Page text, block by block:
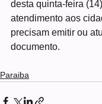
desta quinta-feira
atendimento aos
precisam emitir ou
documento.
Paraiba